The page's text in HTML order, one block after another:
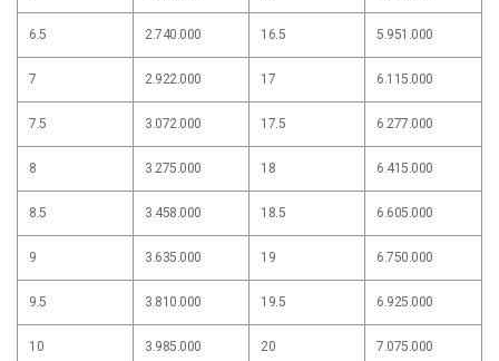
6.5 2.740.000 16.5 5.951.000
7 2.922.000 17 6.115.000
7.5 3.072.000 17.5 6.277.000
8 3.275.000 18 6.415.000
8.5 3.458.000 18.5 6.605.000
9 3.635.000 19 6.750.000
9.5 3.810.000 19.5 6.925.000
10 3.985.000 20 7.075.000